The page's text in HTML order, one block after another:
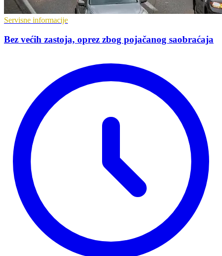
Servisne informacije
Bez većih zastoja, oprez zbog pojačanog saobraćaja